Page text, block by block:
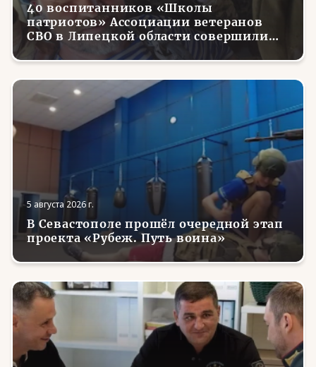
40 воспитанников «Школы
патриотов» Ассоциации ветеранов
СВО в Липецкой области совершили
первые парашютные прыжки
5 августа 2026 г.
В Севастополе прошёл очередной этап
проекта «Рубеж. Путь воина»